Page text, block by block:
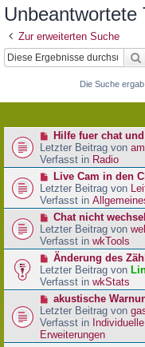
Unbeantwortete
Zur erweiterten Suche
Die Suche
N
e
u
e
r
B
e
t
r
a
g
Hilfe fuer chat
Letzter Beitrag von
Verfasst in Radio
N
e
u
e
r
B
e
t
r
a
g
Live Cam in den
Letzter Beitrag von
Verfasst in
N
e
u
e
r
B
e
t
r
a
Chat nicht
Letzter Beitrag von
Verfasst in wkTools
N
e
u
e
r
B
e
i
Änderung des
Letzter Beitrag von
Verfasst in wkStats
N
e
u
e
akustische
Letzter Beitrag von
Verfasst in
Erweiterungen